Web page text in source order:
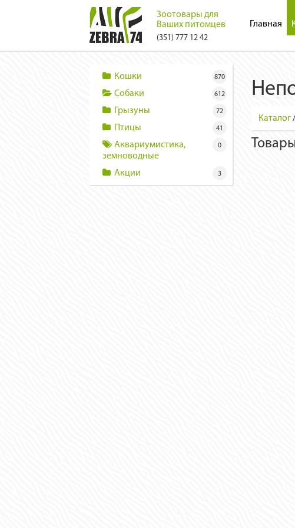
Зоотовары для
Ваших питомцев
(351) 777 12 42
Главная
Кошки 870
Собаки 612
Грызуны 72
Птицы 41
Аквариумистика,
земноводные
0
Акции 3
Каталог/